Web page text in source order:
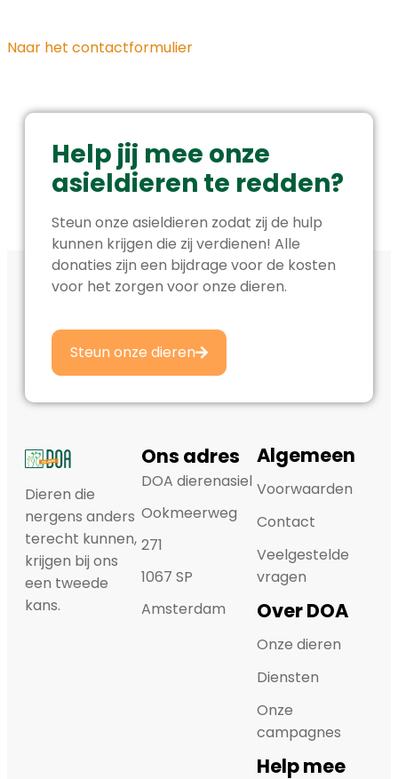
Naar het contactformulier
Help jij mee onze
asieldieren te redden?
Steun onze asieldieren zodat zij de hulp
kunnen krijgen die zij verdienen! Alle
donaties zijn een bijdrage voor de kosten
voor het zorgen voor onze dieren.
Steun onze dieren
Dieren die
nergens anders
terecht kunnen,
krijgen bij ons
een tweede
kans.
Ons adres
DOA dierenasiel
Ookmeerweg
271
1067 SP
Amsterdam
Algemeen
Voorwaarden
Contact
Veelgestelde
vragen
Over DOA
Onze dieren
Diensten
Onze
campagnes
Help mee